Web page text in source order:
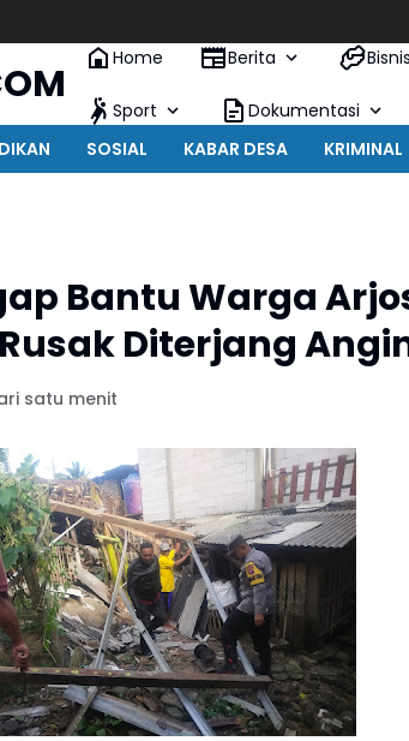
Home Berita Bisnis
Sport
Dokumentasi
SOSIAL KABAR DESA KRIMINAL
Bantu Warga
Diterjang
satu menit